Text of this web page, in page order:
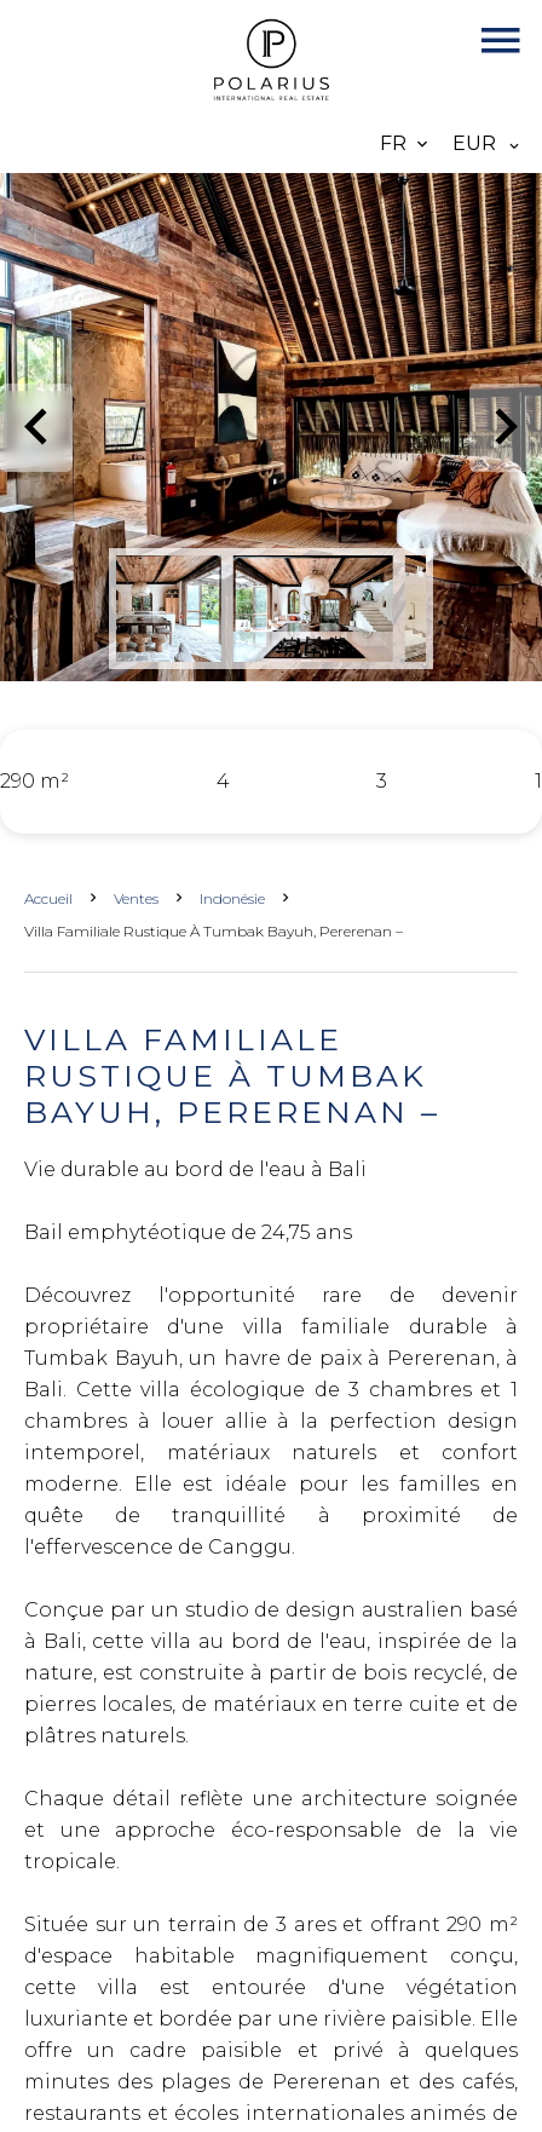
FR EUR
290 m² 4 3 1
Accueil Ventes
Indonésie
Villa Familiale Rustique À Tumbak Bayuh, Pererenan –
VILLA FAMILIALE
RUSTIQUE À TUMBAK
BAYUH, PERERENAN –
Vie durable au bord de l'eau à Bali
Bail emphytéotique de 24,75 ans
Découvrez l'opportunité rare de devenir
propriétaire d'une villa familiale durable à
Tumbak Bayuh, un havre de paix à Pererenan, à
Bali. Cette villa écologique de 3 chambres et 1
chambres à louer allie à la perfection design
intemporel, matériaux naturels et confort
moderne. Elle est idéale pour les familles en
quête de tranquillité à proximité de
l'effervescence de Canggu.
Conçue par un studio de design australien basé
à Bali, cette villa au bord de l'eau, inspirée de la
nature, est construite à partir de bois recyclé, de
pierres locales, de matériaux en terre cuite et de
plâtres naturels.
Chaque détail reflète une architecture soignée
et une approche éco-responsable de la vie
tropicale.
Située sur un terrain de 3 ares et offrant 290 m²
d'espace habitable magnifiquement conçu,
cette villa est entourée d'une végétation
luxuriante et bordée par une rivière paisible. Elle
offre un cadre paisible et privé à quelques
minutes des plages de Pererenan et des cafés,
restaurants et écoles internationales animés de